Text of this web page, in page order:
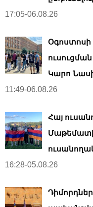
17:05-06.08.26
Օգոստոսի
Կարո
11:49-06.08.26
Հայ
16:28-05.08.26